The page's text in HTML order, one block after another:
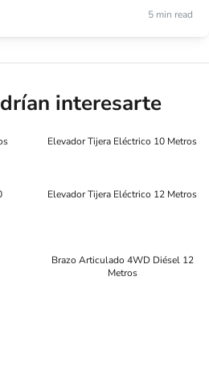
5 min read
interesarte
Elevador Tijera Eléctrico 10 Metros
Elevador Tijera Eléctrico 12 Metros
Brazo Articulado 4WD Diésel 12
Metros